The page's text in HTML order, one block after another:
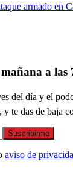
armado en
a las
del día y el
te das de baja
Suscribirme
aviso de